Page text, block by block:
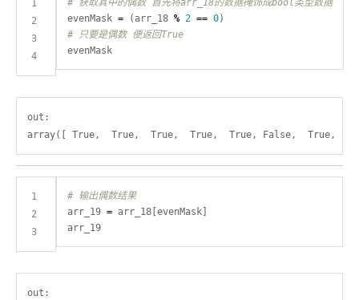
1
2
3
4
# 获取其中的偶数 首先将arr_18的数据掩饰成bool类型数据
evenMask = (arr_18 % 2 == 0
# 只要是偶数 便返回True
evenMask
out:
1
2
3
# 输出偶数结果
arr_19 =
arr_19
out: